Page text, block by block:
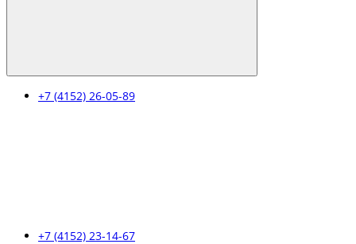
+7 (4152) 26-05-89
+7 (4152) 23-14-67